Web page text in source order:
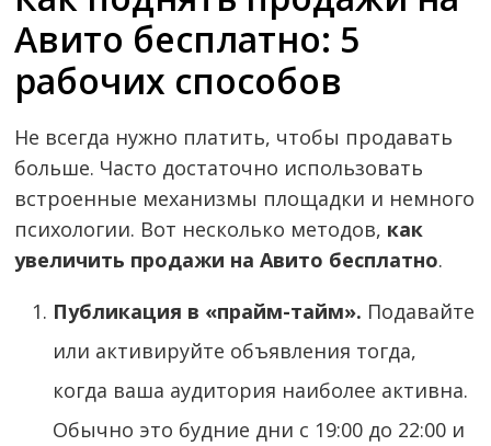
Авито бесплатно: 5
рабочих способов
Не всегда нужно платить, чтобы продавать
больше. Часто достаточно использовать
встроенные механизмы площадки и немного
психологии. Вот несколько методов, как
увеличить продажи на Авито бесплатно.
Публикация в «прайм-тайм». Подавайте
или активируйте объявления тогда,
когда ваша аудитория наиболее активна.
Обычно это будние дни с 19:00 до 22:00 и